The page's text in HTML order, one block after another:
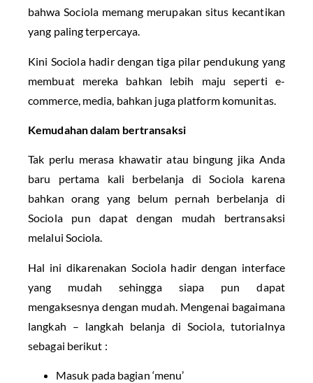
bahwa Sociola memang merupakan situs kecantikan
yang paling terpercaya.
Kini Sociola hadir dengan tiga pilar pendukung yang
membuat mereka bahkan lebih maju seperti e-
commerce, media, bahkan juga platform komunitas.
Kemudahan dalam bertransaksi
Tak perlu merasa khawatir atau bingung jika Anda
baru pertama kali berbelanja di Sociola karena
bahkan orang yang belum pernah berbelanja di
Sociola pun dapat dengan mudah bertransaksi
melalui Sociola.
Hal ini dikarenakan Sociola hadir dengan interface
yang mudah sehingga siapa pun dapat
mengaksesnya dengan mudah. Mengenai bagaimana
langkah – langkah belanja di Sociola, tutorialnya
sebagai berikut :
Masuk pada bagian ‘menu’